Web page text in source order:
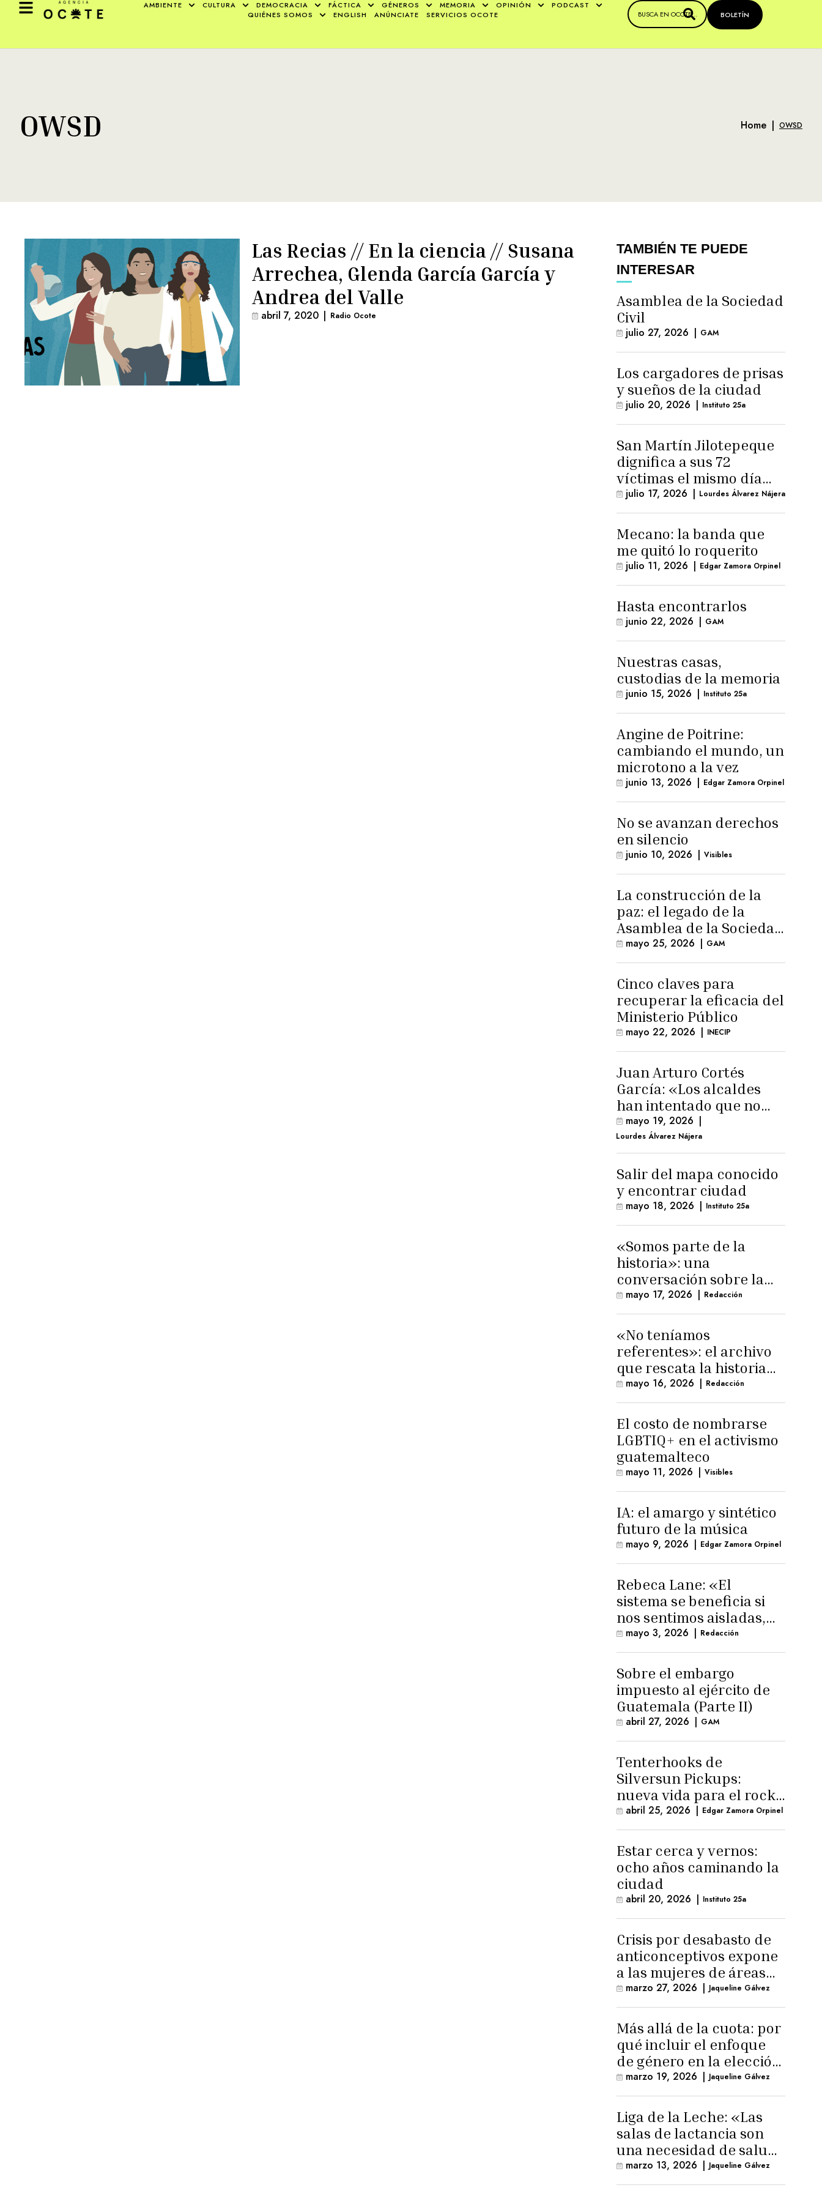
AMBIENTE CULTURA DEMOCRACIA FÁCTICA GÉNEROS MEMORIA OPINIÓN
PODCAST
QUIÉNES SOMOS
ENGLISH ANÚNCIATE SERVICIOS OCOTE BOLETÍN
OWSD Home | OWSD
Las Recias // En la ciencia // Susana
Arrechea, Glenda García García y
Andrea del Valle
abril 7, 2020 | Radio Ocote
TAMBIÉN TE PUEDE
INTERESAR
Asamblea de la Sociedad
Civil
julio 27, 2026 | GAM
Los cargadores de prisas
y sueños de la ciudad
julio 20, 2026 | Instituto 25a
San Martín Jilotepeque
dignifica a sus 72
víctimas el mismo día
que Benedicto Lucas
logra arresto
domiciliario
julio 17, 2026 | Lourdes Álvarez Nájera
Mecano: la banda que
me quitó lo roquerito
julio 11, 2026 | Edgar Zamora Orpinel
Hasta encontrarlos
junio 22, 2026 | GAM
Nuestras casas,
custodias de la memoria
junio 15, 2026 | Instituto 25a
Angine de Poitrine:
cambiando el mundo, un
microtono a la vez
junio 13, 2026 | Edgar Zamora Orpinel
No se avanzan derechos
en silencio
junio 10, 2026 | Visibles
La construcción de la
paz: el legado de la
Asamblea de la Sociedad
Civil
mayo 25, 2026 | GAM
Cinco claves para
recuperar la eficacia del
Ministerio Público
mayo 22, 2026 | INECIP
Juan Arturo Cortés
García: «Los alcaldes
han intentado que no
exista el terreno
comunal»
mayo 19, 2026 |
Lourdes Álvarez Nájera
Salir del mapa conocido
y encontrar ciudad
mayo 18, 2026 | Instituto 25a
«Somos parte de la
historia»: una
conversación sobre la
memoria trans
masculina
mayo 17, 2026 | Redacción
«No teníamos
referentes»: el archivo
que rescata la historia
trans masculina en
Latinoamérica
mayo 16, 2026 | Redacción
El costo de nombrarse
LGBTIQ+ en el activismo
guatemalteco
mayo 11, 2026 | Visibles
IA: el amargo y sintético
futuro de la música
mayo 9, 2026 | Edgar Zamora Orpinel
Rebeca Lane: «El
sistema se beneficia si
nos sentimos aisladas,
sin esperanza o espacio
para la ternura»
mayo 3, 2026 | Redacción
Sobre el embargo
impuesto al ejército de
Guatemala (Parte II)
abril 27, 2026 | GAM
Tenterhooks de
Silversun Pickups:
nueva vida para el rock
alternativo
abril 25, 2026 | Edgar Zamora Orpinel
Estar cerca y vernos:
ocho años caminando la
ciudad
abril 20, 2026 | Instituto 25a
Crisis por desabasto de
anticonceptivos expone
a las mujeres de áreas
rurales
marzo 27, 2026 | Jaqueline Gálvez
Más allá de la cuota: por
qué incluir el enfoque
de género en la elección
de Fiscal General
marzo 19, 2026 | Jaqueline Gálvez
Liga de la Leche: «Las
salas de lactancia son
una necesidad de salud
pública»
marzo 13, 2026 | Jaqueline Gálvez